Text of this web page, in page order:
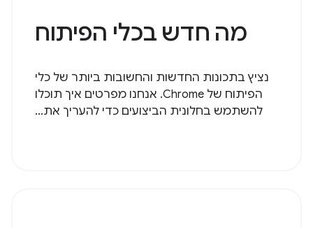
מה חדש בכלי הפיתוח
נציץ בתכונות החדשות והחשובות ביותר של כלי
הפיתוח של Chrome. אנחנו מפרטים איך תוכלו
להשתמש בחלונית הביצועים כדי להעריך את...